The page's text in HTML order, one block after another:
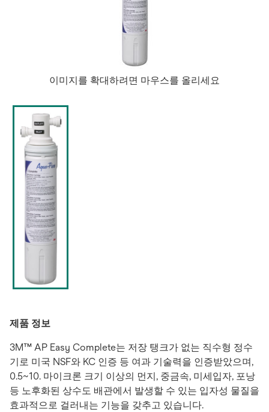
이미지를 확대하려면 마우스를 올리세요
제품 정보
3M™ AP Easy Complete는 저장 탱크가 없는 직수형 정수
기로 미국 NSF와 KC 인증 등 여과 기술력을 인증받았으며,
0.5~10. 마이크론 크기 이상의 먼지, 중금속, 미세입자, 포낭
등 노후화된 상수도 배관에서 발생할 수 있는 입자성 물질을
효과적으로 걸러내는 기능을 갖추고 있습니다.